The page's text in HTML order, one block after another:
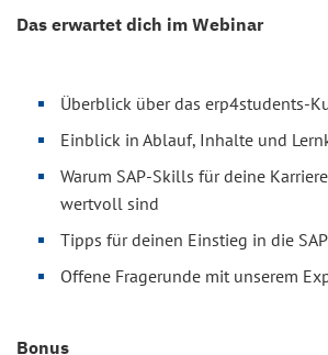
Das erwartet dich im Webinar
Überblick über das erp4students-
Einblick in Ablauf, Inhalte und
Warum SAP-Skills für deine
wertvoll sind
Tipps für deinen Einstieg in die
Offene Fragerunde mit unserem
Bonus